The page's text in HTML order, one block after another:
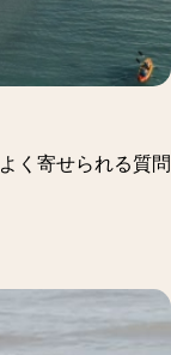
く寄せられる質問